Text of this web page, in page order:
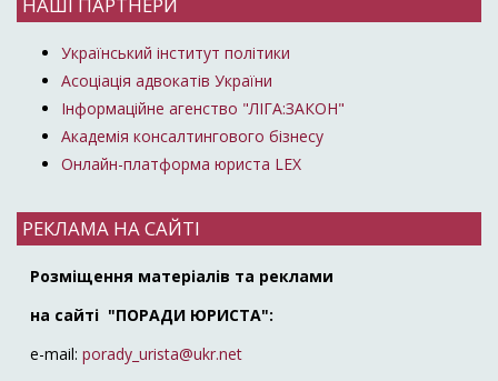
Український інститут політики
Асоціація адвокатів України
Інформаційне агенство "ЛІГА:ЗАКОН"
Академія консалтингового бізнесу
Онлайн-платформа юриста LEX
РЕКЛАМА НА САЙТІ
Розміщення матеріалів та реклами
на сайті "ПОРАДИ ЮРИСТА":
e-mail: porady_urista@ukr.net